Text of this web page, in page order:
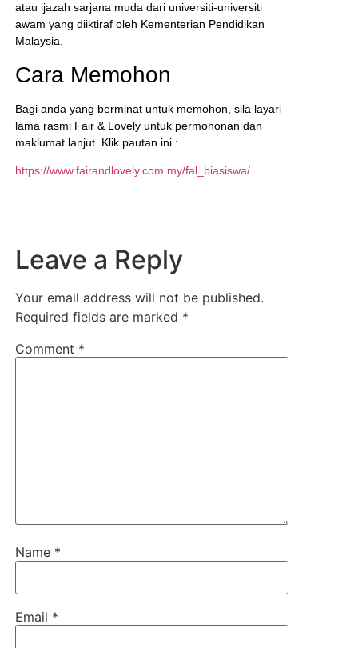
atau ijazah sarjana muda dari universiti-universiti
awam yang diiktiraf oleh Kementerian Pendidikan
Malaysia.
Cara Memohon
Bagi anda yang berminat untuk memohon, sila layari
lama rasmi Fair & Lovely untuk permohonan dan
maklumat lanjut. Klik pautan ini :
https://www.fairandlovely.com.my/fal_biasiswa/
Leave a Reply
Your email address will not be published.
Required fields are marked *
Comment *
Name *
Email *